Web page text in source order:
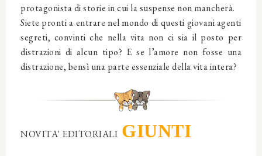
protagonista di storie in cui la suspense non mancherà.
Siete pronti a entrare nel mondo di questi giovani agenti
segreti, convinti che nella vita non ci sia il posto per
distrazioni di alcun tipo? E se l’amore non fosse una
distrazione, bensì una parte essenziale della vita intera?
NOVITA' EDITORIALI GIUNTI